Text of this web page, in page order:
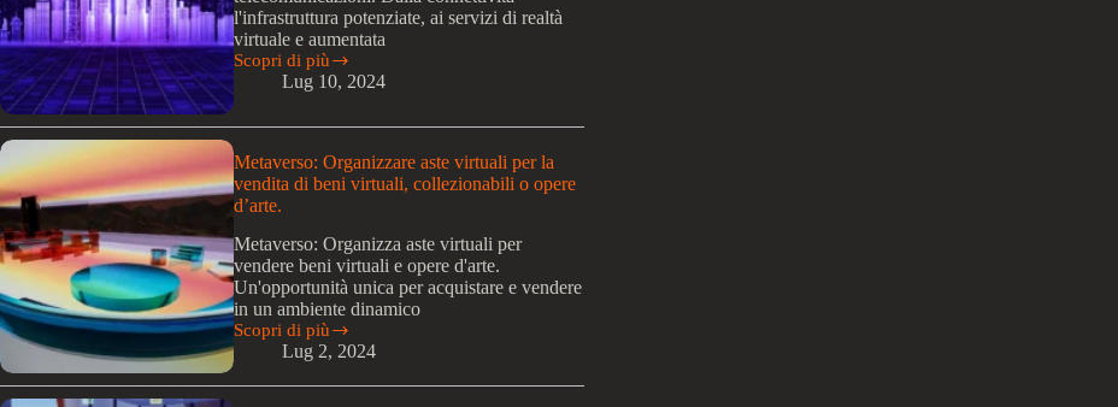
nel
metaverso?
l'infrastruttura potenziate, ai servizi di realtà
virtuale e aumentata
Scopri di più
Quali
sono
le
implicazioni
del
metaverso
per
l’industria
delle
telecomunicazioni?
Lug 10, 2024
Metaverso: Organizzare aste virtuali per la
vendita di beni virtuali, collezionabili o opere
d’arte.
Metaverso: Organizza aste virtuali per
vendere beni virtuali e opere d'arte.
Un'opportunità unica per acquistare e vendere
in un ambiente dinamico
Scopri di più
Metaverso:
OrganizzareLug 2, 2024